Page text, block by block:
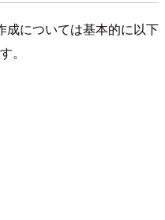
成については基本的に以下
。